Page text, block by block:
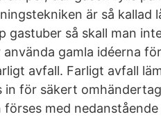
är så kallad
så skall man
gamla idéerna
avfall. Farligt avfall
in för säkert
förses med